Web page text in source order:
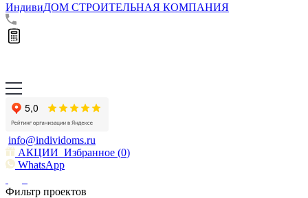
ИндивиДОМ СТРОИТЕЛЬНАЯ КОМПАНИЯ
info@individoms.ru
АКЦИИ Избранное (0)
WhatsApp
Фильтр проектов